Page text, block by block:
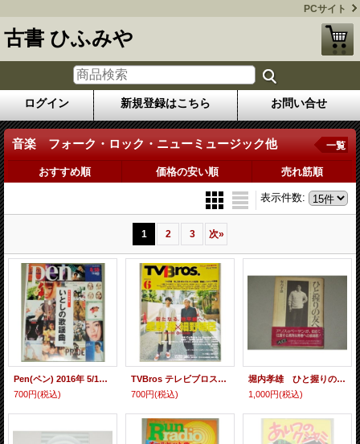
PCサイト
古書 ひふみや
ログイン 新規登録はこちら お問い合せ
音楽 フォーク・ロック・ニューミュージック他 一覧
おすすめ順 価格の安い順 売れ筋順
表示件数:
1 2 3 次»
Pen(ペン) 2016年 5/15号完全保存版 いとしの歌謡曲。/検;大瀧詠一はっぴいえんど松田聖子
700円(税込)
TVBros テレビブロス 2018年6月号 星野源x細野晴臣/検;あいみょんBiSH川栄李奈 夢眠ねむ遠藤憲一
700円(税込)
堀内孝雄 ひと握りの友へ フォト＆エッセイ 帯付/検;アリス谷村新司
1,000円(税込)